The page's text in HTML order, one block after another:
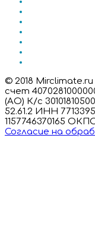
© 2018
счет
(АО) К/с
52.61.2 ИНН
1157746370165
Согласие на